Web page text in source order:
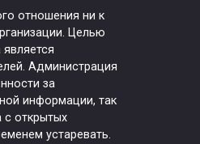
отношения ни к
Целью
Администрация
за
информации, так
с открытых
устаревать.